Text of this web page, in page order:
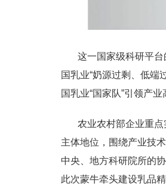
这一国家级科研平
国乳业“奶源过剩、低端
国乳业“国家队”引领产业
农业农村部企业重
主体地位，围绕产业技
中央、地方科研院所的
此次蒙牛牵头建设乳品